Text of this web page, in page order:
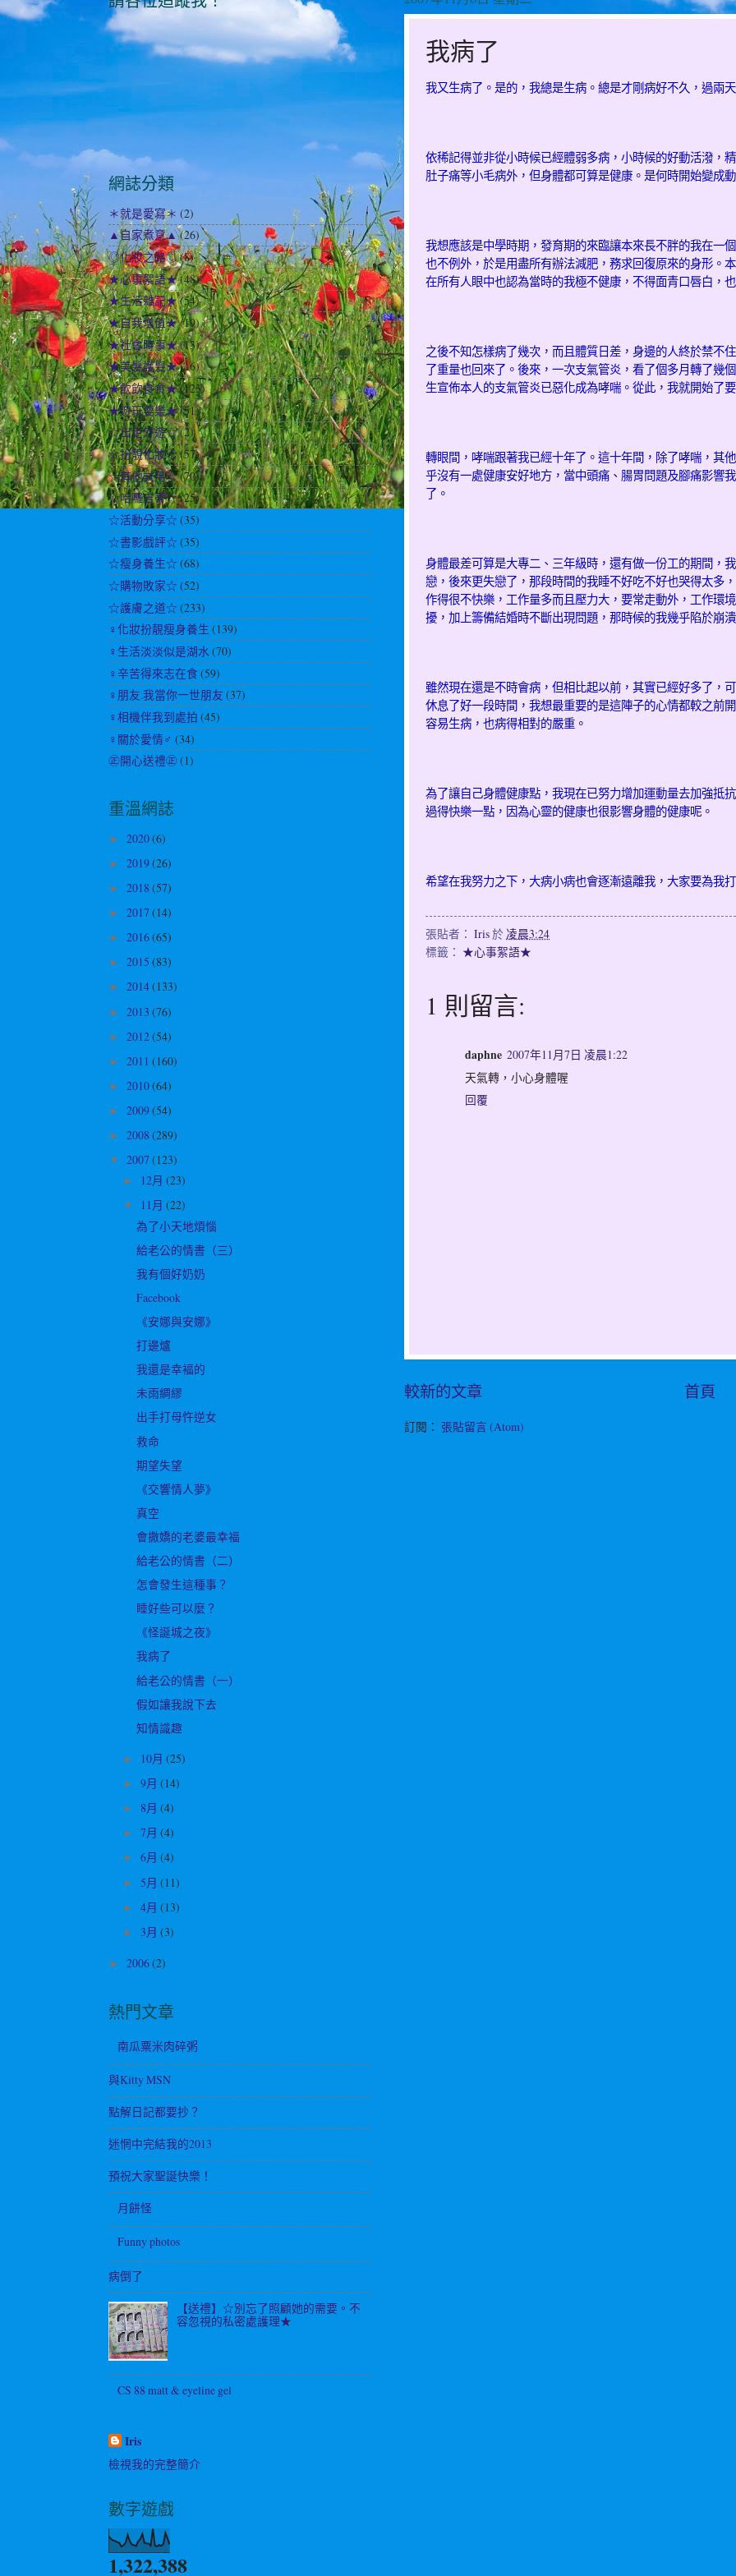
我病了
我又生病了。是的，我總是生病。總是才剛病好不久，過兩
依稀記得並非從小時候已經體弱多病，小時候的好動活潑，
肚子痛等小毛病外，但身體都可算是健康。是何時開始變成
我想應該是中學時期，發育期的來臨讓本來長不胖的我在一
也不例外，於是用盡所有辦法減肥，務求回復原來的身形。
在所有人眼中也認為當時的我極不健康，不得面青口唇白，
之後不知怎樣病了幾次，而且體質日差，身邊的人終於禁不
了重量也回來了。後來，一次支氣管炎，看了個多月轉了幾
生宣佈本人的支氣管炎已惡化成為哮喘。從此，我就開始了
轉眼間，哮喘跟著我已經十年了。這十年間，除了哮喘，其
乎沒有一處健康安好地方，當中頭痛、腸胃問題及腳痛影響
了。
身體最差可算是大專二、三年級時，還有做一份工的期間，
戀，後來更失戀了，那段時間的我睡不好吃不好也哭得太多
作得很不快樂，工作量多而且壓力大，要常走動外，工作環
擾，加上籌備結婚時不斷出現問題，那時候的我幾乎陷於崩
雖然現在還是不時會病，但相比起以前，其實已經好多了，
休息了好一段時間，我想最重要的是這陣子的心情都較之前
容易生病，也病得相對的嚴重。
為了讓自己身體健康點，我現在已努力增加運動量去加強抵
過得快樂一點，因為心靈的健康也很影響身體的健康呢。
希望在我努力之下，大病小病也會逐漸遠離我，大家要為我打
張貼者： Iris於 凌晨3:24
標籤： ★心事絮語★
1 則留言:
daphne 2007年11月7日 凌晨1:22
天氣轉，小心身體喔
回覆
較新的文章 首頁
訂閱： 張貼留言 (Atom)
網誌分類
＊就是愛寫＊ (2)
▲自家煮意▲(26)
◎化妝之路◎(8)
★心事絮語★(48)
★生活雜記★(54)
★自我增值★(19)
★社會時事★(13)
★美髮護髮★(16)
★飲飲食食★(123)
★遊玩耍樂★(51)
☆出走外遊☆(2)
☆扮靚化妝☆(57)
☆其他試用☆(70)
☆哈囉吉蒂☆(25)
☆活動分享☆ (35)
☆書影戲評☆ (35)
☆瘦身養生☆ (68)
☆購物敗家☆ (52)
☆護膚之道☆ (233)
♀化妝扮靚瘦身養生 (139)
♀生活淡淡似是湖水 (70)
♀辛苦得來志在食 (59)
♀朋友.我當你一世朋友 (37)
♀相機伴我到處拍 (45)
♀關於愛情♂ (34)
㊣開心送禮㊣(1)
重溫網誌
► 2020(6)
► 2019(26)
► 2018 (57)
► 2017 (14)
► 2016(65)
► 2015 (83)
► 2014(133)
► 2013 (76)
► 2012(54)
► 2011 (160)
► 2010(64)
► 2009(54)
► 2008 (289)
▼ 2007 (123)
► 12月 (23)
▼ 11月 (22)
為了小天地煩惱
給老公的情書（三）
我有個好奶奶
Facebook
《安娜與安娜》
打邊爐
我還是幸褔的
未雨綢繆
出手打母忤逆女
救命
期望失望
《交響情人夢》
真空
會撒嬌的老婆最幸福
給老公的情書（二）
怎會發生這種事？
睡好些可以麼？
《怪誕城之夜》
我病了
給老公的情書（一）
假如讓我說下去
知情識趣
► 10月 (25)
► 9月 (14)
► 8月 (4)
► 7月 (4)
► 6月 (4)
► 5月 (11)
► 4月 (13)
► 3月 (3)
► 2006(2)
熱門文章
南瓜粟米肉碎粥
與Kitty MSN
點解日記都要抄？
迷惘中完結我的2013
預祝大家聖誕快樂！
月餅怪
Funny photos
病倒了
【送禮】☆別忘了照顧她的需要。不
容忽視的私密處護理★
CS 88 matt & eyeline gel
Iris
檢視我的完整簡介
數字遊戲
1,322,388